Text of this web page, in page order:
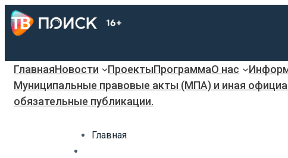
ГлавнаяНовости ПроектыПрограммаО нас
Муниципальные правовые акты (МПА) и иная
обязательные публикации.
Главная